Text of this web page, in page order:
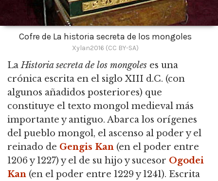
Cofre de La historia secreta de los mongoles
Xylan2016 (CC BY-SA)
LaHistoria secreta de los mongoles es una
crónica escrita en el siglo XIII d.C. (con
algunos añadidos posteriores) que
constituye el texto mongol medieval más
importante y antiguo. Abarca los orígenes
del pueblo mongol, el ascenso al poder y el
reinado de Gengis Kan (en el poder entre
1206 y 1227) y el de su hijo y sucesor Ogodei
Kan (en el poder entre 1229 y 1241). Escrita